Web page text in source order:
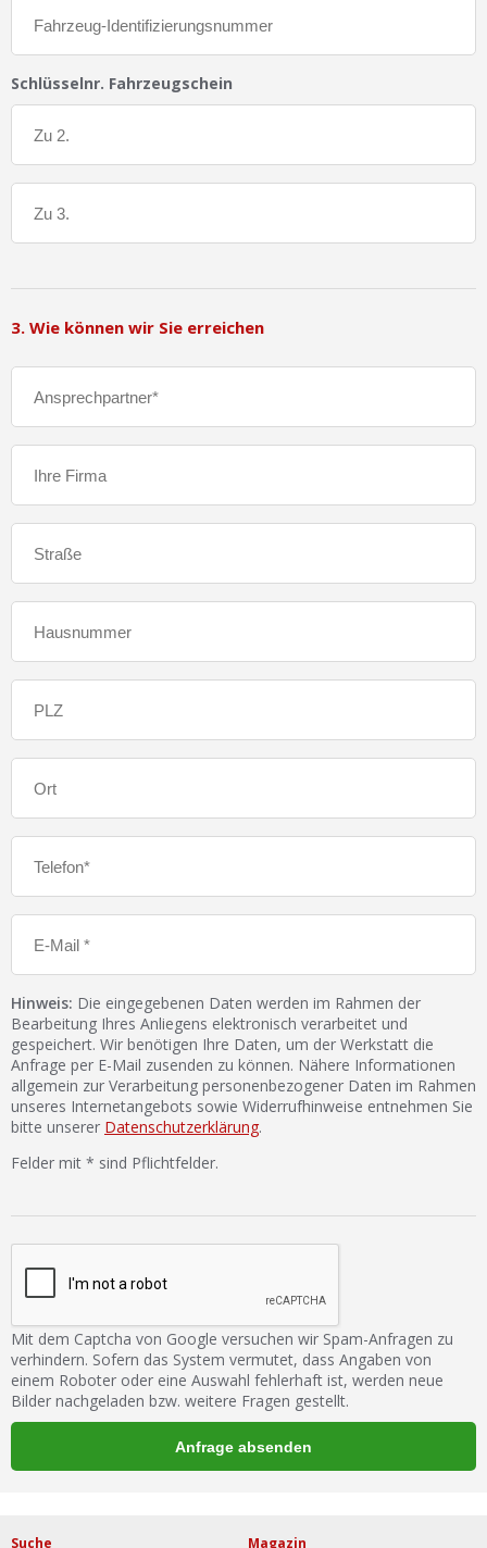
Schlüsselnr. Fahrzeugschein
3. Wie können wir Sie erreichen
Hinweis: Die eingegebenen Daten werden im Rahmen der
Bearbeitung Ihres Anliegens elektronisch verarbeitet und
gespeichert. Wir benötigen Ihre Daten, um der Werkstatt die
Anfrage per E-Mail zusenden zu können. Nähere Informationen
allgemein zur Verarbeitung personenbezogener Daten im Rahmen
unseres Internetangebots sowie Widerrufhinweise entnehmen Sie
bitte unserer Datenschutzerklärung.
Felder mit * sind Pflichtfelder.
Mit dem Captcha von Google versuchen wir Spam-Anfragen zu
verhindern. Sofern das System vermutet, dass Angaben von
einem Roboter oder eine Auswahl fehlerhaft ist, werden neue
Bilder nachgeladen bzw. weitere Fragen gestellt.
Suche Magazin